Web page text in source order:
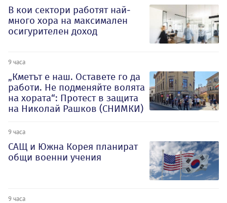
В кои сектори работят най-
много хора на максимален
осигурителен доход
9 часа
„Кметът е наш. Оставете го да
работи. Не подменяйте волята
на хората“: Протест в защита
на Николай Рашков (СНИМКИ)
9 часа
САЩ и Южна Корея планират
общи военни учения
9 часа